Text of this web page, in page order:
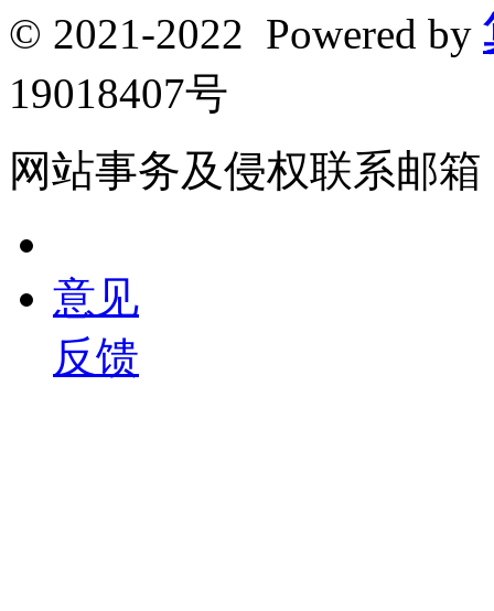
© 2021-2022 Powered by
19018407号
网站事务及侵权联系邮箱
意见
反馈